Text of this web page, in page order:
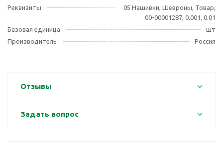
Реквизиты
05 Нашивки, Шевроны, Товар,
00-00001287, 0.001, 0.01
Базовая единица
шт
Производитель
Россия
Отзывы
Задать вопрос